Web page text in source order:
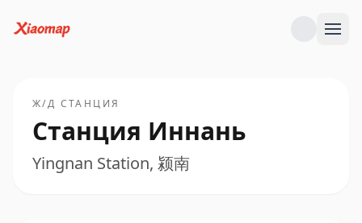
Ж/Д СТАНЦИЯ
Станция Иннань
Yingnan Station, 颍南